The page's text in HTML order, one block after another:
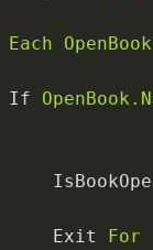
Each
If
Exit For